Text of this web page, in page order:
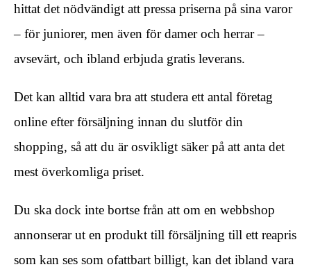
hittat det nödvändigt att pressa priserna på sina varor
– för juniorer, men även för damer och herrar –
avsevärt, och ibland erbjuda gratis leverans.
Det kan alltid vara bra att studera ett antal företag
online efter försäljning innan du slutför din
shopping, så att du är osvikligt säker på att anta det
mest överkomliga priset.
Du ska dock inte bortse från att om en webbshop
annonserar ut en produkt till försäljning till ett reapris
som kan ses som ofattbart billigt, kan det ibland vara